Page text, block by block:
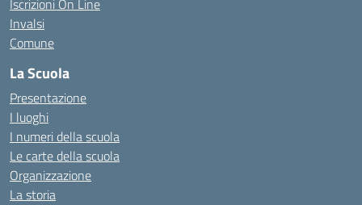
Iscrizioni On Line
Invalsi
Comune
La Scuola
Presentazione
I luoghi
I numeri della scuola
Le carte della scuola
Organizzazione
La storia